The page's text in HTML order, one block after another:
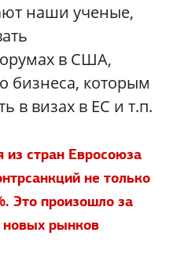
наши ученые,
в США,
бизнеса, которым
в визах в ЕС и т.п.
из стран Евросоюза
не только
Это произошло за
новых рынков